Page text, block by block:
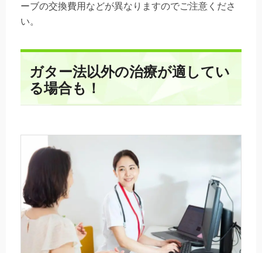
ーブの交換費用などが異なりますのでご注意くださ
い。
ガター法以外の治療が適してい
る場合も！